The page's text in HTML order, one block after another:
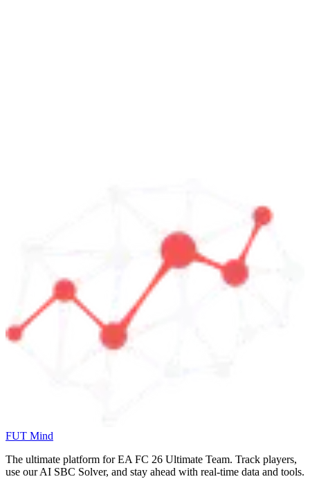
FUT Mind
The ultimate platform for EA FC 26 Ultimate Team. Track players,
use our AI SBC Solver, and stay ahead with real-time data and tools.